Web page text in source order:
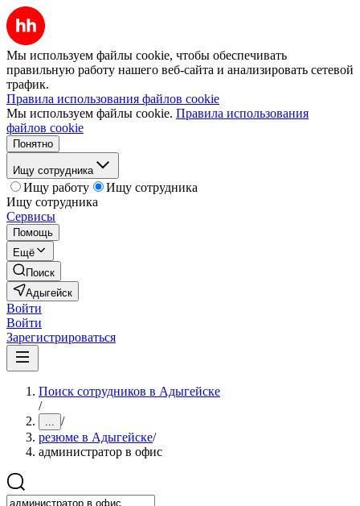
Мы используем файлы cookie, чтобы обеспечивать
правильную работу нашего веб-сайта и анализировать сетевой
трафик.
Правила использования файлов cookie
Мы используем файлы cookie. Правила использования
файлов cookie
Понятно
Ищу сотрудника
Ищу работу
Ищу сотрудника
Ищу сотрудника
Сервисы
Помощь
Ещё
Поиск
Адыгейск
Войти
Войти
Зарегистрироваться
Поиск сотрудников в Адыгейске
/
... /
резюме в Адыгейске/
администратор в офис